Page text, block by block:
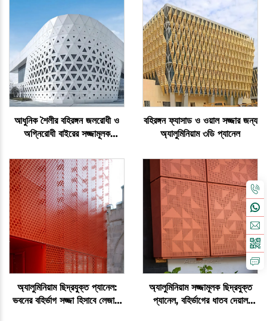
আধুনিক শৈলীর বহিরঙ্গন জলরোধী ও
অগ্নিরোধী বাইরের সজ্জামূলক
বহিরঙ্গন ফ্যাসাড ও ওয়াল সজ্জার জন্য
অ্যালুমিনিয়াম ৩ডি প্যানেল
অ্যালুমিনিয়াম ছিদ্রযুক্ত প্যানেল:
ভবনের বহির্ভাগ সজ্জা হিসাবে লেজার-
অ্যালুমিনিয়াম সজ্জামূলক ছিদ্রযুক্ত
প্যানেল, বহির্ভাগের ধাতব দেয়াল